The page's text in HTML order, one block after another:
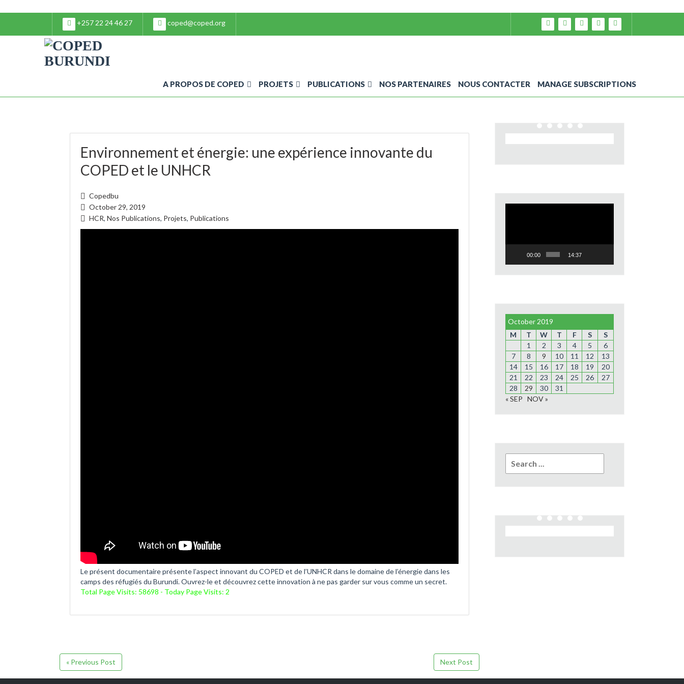
+257 22 24 46 27 coped@coped.org
A PROPOS DE COPED PROJETS PUBLICATIONS NOS PARTENAIRES NOUS CONTACTER MANAGE SUBSCRIPTIONS
Environnement et énergie: une expérience innovante du
COPED et le UNHCR
Copedbu
October 29, 2019
HCR, Nos Publications, Projets, Publications
Le présent documentaire présente l’aspect innovant du COPED et de l’UNHCR dans le domaine de l’énergie dans les
camps des réfugiés du Burundi. Ouvrez-le et découvrez cette innovation à ne pas garder sur vous comme un secret.
Total Page Visits: 58698 - Today Page Visits: 2
« Previous Post Next Post
00:00 14:37
October 2019
M
T W T F S
S
1
2 3 4 5
6
7
8 9 10 11 12
13
14
15 16 17 18 19
20
21
22 23 24 25 26
27
28
29 30
31
« SEP NOV »
for: